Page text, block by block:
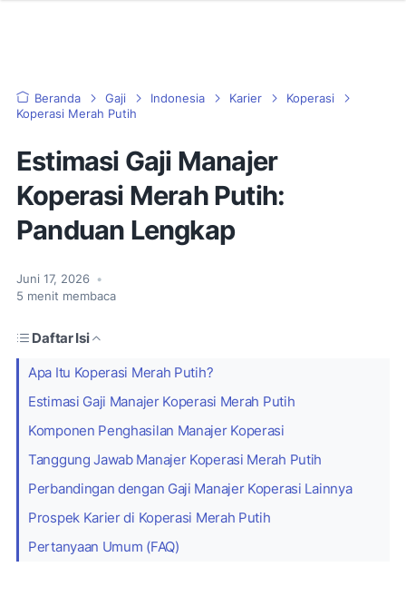
Beranda Gaji Indonesia Karier
Koperasi
Koperasi Merah Putih
Estimasi Gaji Manajer
Koperasi Merah Putih:
Panduan Lengkap
Juni 17, 2026 •
5 menit membaca
Daftar Isi
Apa Itu Koperasi Merah Putih?
Estimasi Gaji Manajer Koperasi Merah Putih
Komponen Penghasilan Manajer Koperasi
Tanggung Jawab Manajer Koperasi Merah Putih
Perbandingan dengan Gaji Manajer Koperasi Lainnya
Prospek Karier di Koperasi Merah Putih
Pertanyaan Umum (FAQ)